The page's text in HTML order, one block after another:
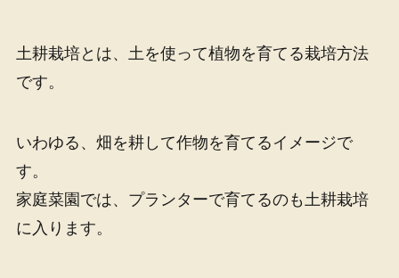
土耕栽培とは、土を使って植物を育てる栽培方法
です。
いわゆる、畑を耕して作物を育てるイメージで
す。
家庭菜園では、プランターで育てるのも土耕栽培
に入ります。